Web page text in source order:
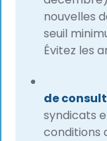
nouvelles
seuil
Évitez les
de
syndicats
conditions